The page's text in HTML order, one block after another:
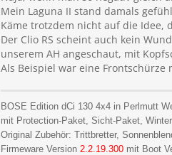
Mein Laguna II stand damals
Käme trotzdem nicht auf die Idee,
Der Clio RS scheint auch kein
unserem AH angeschaut, mit
Als Beispiel war eine
BOSE Edition dCi 130 4x4 in Perlmutt
mit Protection-Paket, Sicht-Paket,
Original Zubehör: Trittbretter,
Firmeware Version 2.2.19.300 mit Boot